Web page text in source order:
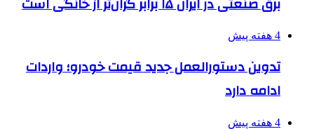
4 هفته پیش
تدوین دستورالعمل جدید قیمت خودرو؛ واردات
ادامه دارد
4 هفته پیش